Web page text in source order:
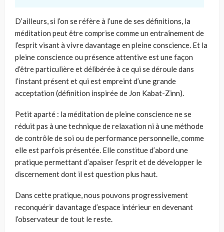
D’ailleurs, si l’on se réfère à l’une de ses définitions, la
méditation peut être comprise comme un entraînement de
l’esprit visant à vivre davantage en pleine conscience. Et la
pleine conscience ou présence attentive est une façon
d’être particulière et délibérée à ce qui se déroule dans
l’instant présent et qui est empreint d’une grande
acceptation (définition inspirée de Jon Kabat-Zinn).
Petit aparté : la méditation de pleine conscience ne se
réduit pas à une technique de relaxation ni à une méthode
de contrôle de soi ou de performance personnelle, comme
elle est parfois présentée. Elle constitue d’abord une
pratique permettant d’apaiser l’esprit et de développer le
discernement dont il est question plus haut.
Dans cette pratique, nous pouvons progressivement
reconquérir davantage d’espace intérieur en devenant
l’observateur de tout le reste.